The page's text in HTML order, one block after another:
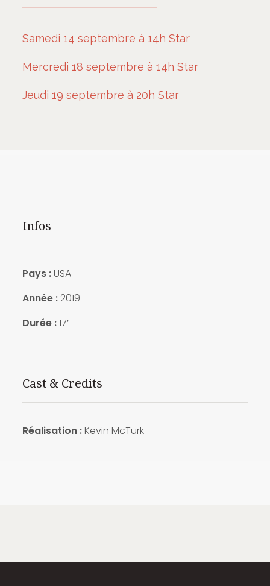
Samedi 14 septembre à 14h Star
Mercredi 18 septembre à 14h Star
Jeudi 19 septembre à 20h Star
Infos
Pays :USA
Année : 2019
Durée :17′
Cast & Credits
Réalisation :Kevin McTurk